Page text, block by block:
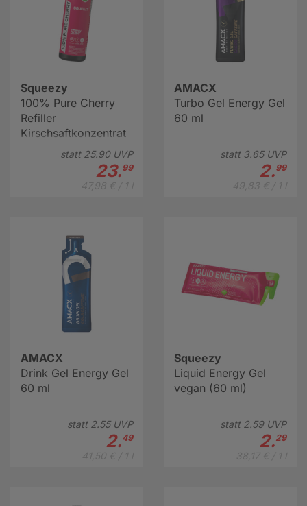
Squeezy
100% Pure Cherry
Refiller
Kirschsaftkonzentrat
statt 25.90UVP
23.99
AMACX
Turbo Gel Energy Gel
60 ml
statt 3.65UVP
2.99
AMACX
Drink Gel Energy Gel
60 ml
statt 2.55UVP
2.49
Squeezy
Liquid Energy Gel
vegan (60 ml)
statt 2.59UVP
2.29